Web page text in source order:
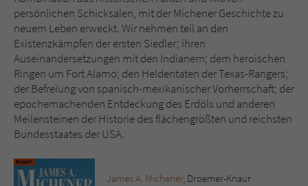
persönlichen Schicksalen, mit der Michener Geschichte zu
neuem Leben erweckt. Wir nehmen teil an den
Existenzkämpfen der ersten Siedler; ihren
Auseinandersetzungen mit den Indianern; dem heroischen
Ringen um Fort Alamo; den Heldentaten der Texas-Rangers;
der Befreiung von spanisch-mexikanischer Vorherrschaft; der
epochemachenden Entdeckung des Erdöls und anderen
Meilensteinen der Historie des flächengrößten und reichsten
Bundesstaates der USA.
James A. Michener, Droemer-Knaur
Name fe_typo_user
Anbieter Literatur-Couch Medien GmbH & Co. KG
Laufzeit Session
Dieses Cookie gewährleistet die
Kommunikation der Webseite mit dem
überprüfen.